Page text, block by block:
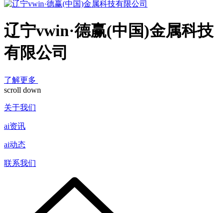
辽宁vwin·德赢(中国)金属科技
有限公司
了解更多
scroll down
关于我们
ai资讯
ai动态
联系我们